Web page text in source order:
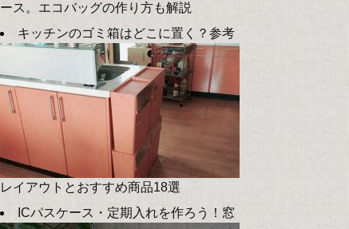
ース。エコバッグの作り方も解説
キッチンのゴミ箱はどこに置く？参考
レイアウトとおすすめ商品18選
ICパスケース・定期入れを作ろう！窓